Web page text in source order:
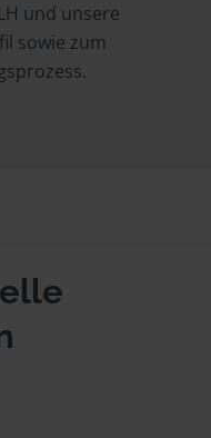
und unsere
sowie zum